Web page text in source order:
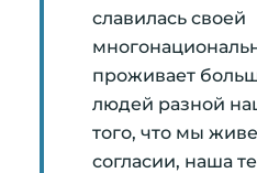
славилась своей
проживает
людей разной
того, что мы
согласии, наша